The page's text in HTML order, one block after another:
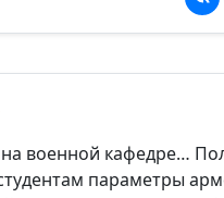
военной кафедре…
параметры